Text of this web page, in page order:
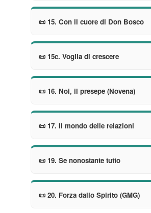
📜 15. Con il cuore di Don Bosco
📜 15c. Voglia di crescere
📜 16. Noi, il presepe (Novena)
📜 17. Il mondo delle relazioni
📜 19. Se nonostante tutto
📜 20. Forza dallo Spirito (GMG)